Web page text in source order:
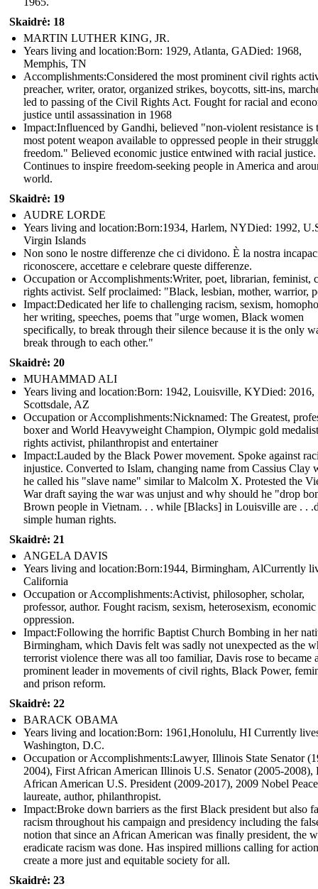
Skaidrė: 18
MARTIN LUTHER KING, JR.
Years living and location:Born: 1929, Atlanta, GADied: 1968,
Memphis, TN
Accomplishments: Considered the most prominent civil rights
preacher, writer, orator, organized strikes, boycotts, sitt-ins,
led to passing of the Civil Rights Act. Fought for racial and
justice until assassination in 1968
Impact: Influenced by Gandhi, believed "non-violent resistance is
most potent weapon available to oppressed people in their
freedom." Believed economic justice entwined with racial justice.
Continues to inspire freedom-seeking people in America and
world.
Skaidrė: 19
AUDRE LORDE
Years living and location:Born:1934, Harlem, NYDied: 1992,
Virgin Islands
Non sono le nostre differenze che ci dividono. È la nostra
riconoscere, accettare e celebrare queste differenze.
Occupation or Accomplishments: Writer, poet, librarian, feminist,
rights activist. Self proclaimed: "Black, lesbian, mother, warrior,
Impact:Dedicated her life to challenging racism, sexism,
her writing, speeches, poems that "urge women, Black women
specifically, to break through their silence because it is the only
break through to each other."
Skaidrė: 20
MUHAMMAD ALI
Years living and location:Born: 1942, Louisville, KYDied: 2016,
Scottsdale, AZ
Occupation or Accomplishments: Nicknamed: The Greatest,
boxer and World Heavyweight Champion, Olympic gold
rights activist, philanthropist and entertainer
Impact:Lauded by the Black Power movement. Spoke against
injustice. Converted to Islam, changing name from Cassius Clay
he called his "slave name" similar to Malcolm X. Protested the
War draft saying the war was unjust and why should he "drop
Brown people in Vietnam. . . while [Blacks] in Louisville are . .
simple human rights.
Skaidrė: 21
ANGELA DAVIS
Years living and location:Born:1944, Birmingham, AlCurrently
California
Occupation or Accomplishments: Activist, philosopher, scholar,
professor, author. Fought racism, sexism, heterosexism, economic
oppression.
Impact: Following the horrific Baptist Church Bombing in her
Birmingham, which Davis felt was sadly not unexpected as the
terrorist violence there was all too familiar, Davis rose to became
prominent leader in movements of civil rights, Black Power,
and prison reform.
Skaidrė: 22
BARACK OBAMA
Years living and location:Born: 1961,Honolulu, HI Currently
Washington, D.C.
Occupation or Accomplishments: Lawyer, Illinois State Senator
2004), First African American Illinois U.S. Senator (2005-2008),
African American U.S. President (2009-2017), 2009 Nobel
laureate, author, philanthropist.
Impact: Broke down barriers as the first Black president but also
racism throughout his campaign and presidency including the
notion that since an African American was finally president, the
eradicate racism was done. Has inspired millions calling for
create a more just and equitable society for all.
Skaidrė: 23